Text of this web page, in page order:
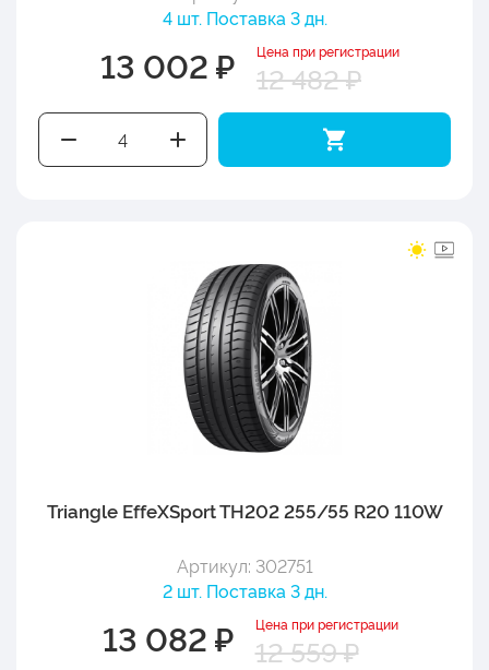
4 шт. Поставка 3 дн.
13 002 ₽ Цена при регистрации
12 482 ₽
Triangle EffeXSport TH202 255/55 R20 110W
Артикул: 302751
2 шт. Поставка 3 дн.
13 082 ₽ Цена при регистрации
12 559 ₽